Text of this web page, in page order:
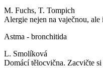
M. Fuchs, T. Tompich
Alergie nejen na vaječnou,
Astma - bronchitida
L. Smolíková
Domácí tělocvična. Zacvičte